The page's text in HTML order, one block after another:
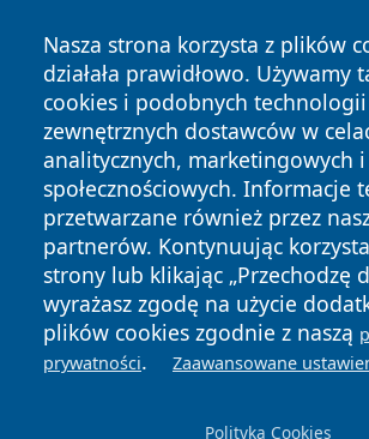
Nasza strona korzysta z plików
działała prawidłowo. Używamy
cookies i podobnych
zewnętrznych dostawców w
analitycznych, marketingowych i
społecznościowych. Informacje
przetwarzane również przez
partnerów. Kontynuując
strony lub klikając „Przechodzę
wyrażasz zgodę na użycie
plików cookies zgodnie z naszą
prywatności. Zaawansowane
Polityka Cookies
Copyright © 2026 lubliniec360.pl
zastrzeżone.
News Autorzy
Polityka
Prywatności